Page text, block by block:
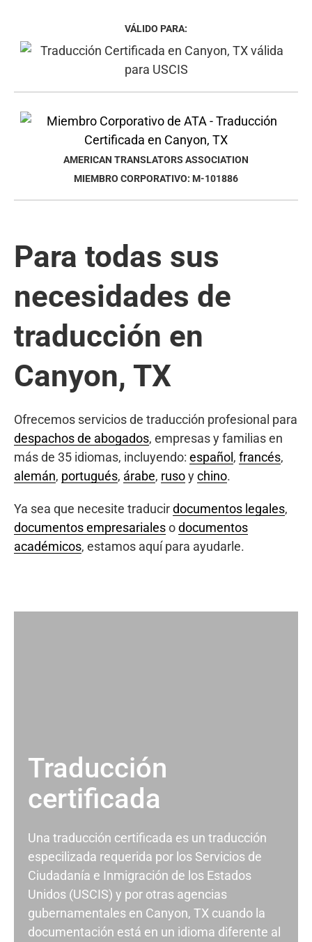
VÁLIDO PARA:
AMERICAN TRANSLATORS ASSOCIATION
MIEMBRO CORPORATIVO: M-101886
Para todas sus
necesidades de
traducción en
Canyon, TX
Ofrecemos servicios de traducción profesional para
despachos de abogados, empresas y familias en
más de 35 idiomas, incluyendo: español , francés,
alemán, portugués, árabe, rusoychino.
Ya sea que necesite traducirdocumentos legales,
documentos empresarialesodocumentos
académicos, estamos aquí para ayudarle.
Traducción
certificada
Una traducción certificada es un traducción
especilizada requerida por los Servicios de
Ciudadanía e Inmigración de los Estados
Unidos (USCIS) y por otras agencias
gubernamentales en Canyon, TX cuando la
documentación está en un idioma diferente al